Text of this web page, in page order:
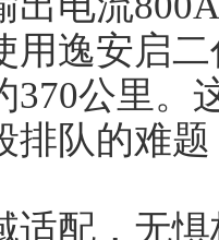
用逸安启
370公里。
排队的难
配，无惧